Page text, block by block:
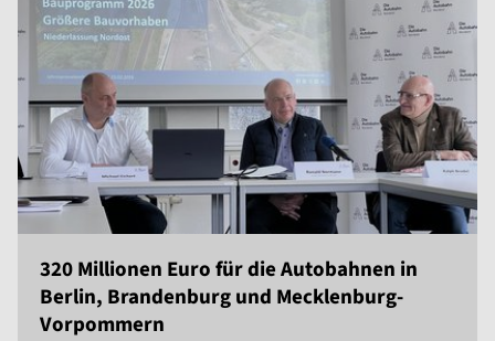
320 Millionen Euro für die Autobahnen in
Berlin, Brandenburg und Mecklenburg-
Vorpommern